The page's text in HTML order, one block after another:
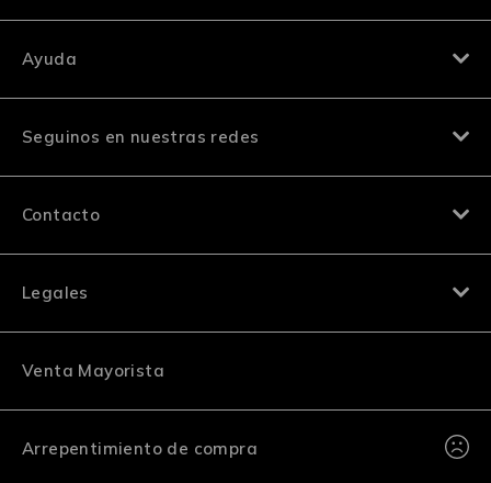
Ayuda
Seguinos en nuestras redes
Contacto
Legales
Venta Mayorista
Arrepentimiento de compra